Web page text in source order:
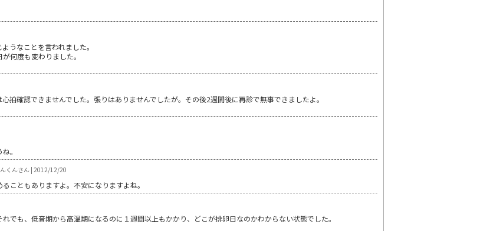
うなことを言われました。
何度も変わりました。
拍確認できませんでした。張りはありませんでしたが。その後2週間後に再診で無事できましたよ。
。
くんさん | 2012/12/20
こともありますよ。不安になりますよね。
でも、低音期から高温期になるのに１週間以上もかかり、どこが排卵日なのかわからない状態でした。